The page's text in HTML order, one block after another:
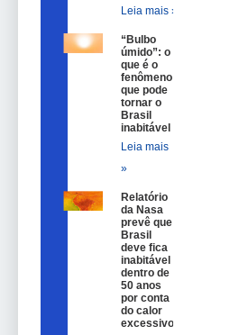
Leia mais »
“Bulbo
úmido”: o
que é o
fenômeno
que pode
tornar o
Brasil
inabitável
Leia mais
»
Relatório
da Nasa
prevê que
Brasil
deve fica
inabitável
dentro de
50 anos
por conta
do calor
excessivo